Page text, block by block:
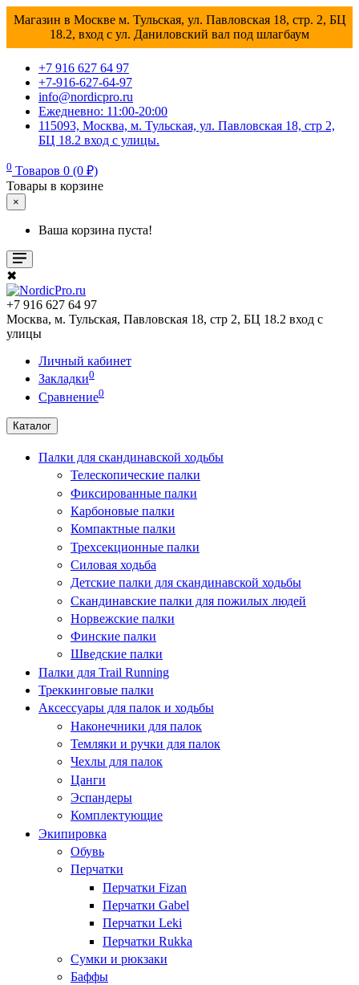
Магазин в Москве м. Тульская, ул. Павловская 18, стр. 2, БЦ
18.2, вход с ул. Даниловский вал под шлагбаум
+7 916 627 64 97
+7-916-627-64-97
info@nordicpro.ru
Ежедневно: 11:00-20:00
115093, Москва, м. Тульская, ул. Павловская 18, стр 2,
БЦ 18.2 вход с улицы.
0 Товаров 0 (0 ₽)
Товары в корзине
×
Ваша корзина пуста!
✖
+7 916 627 64 97
Москва, м. Тульская, Павловская 18, стр 2, БЦ 18.2 вход с
улицы
Личный кабинет
Закладки0
Сравнение0
Каталог
Палки для скандинавской ходьбы
Телескопические палки
Фиксированные палки
Карбоновые палки
Компактные палки
Трехсекционные палки
Силовая ходьба
Детские палки для скандинавской ходьбы
Скандинавские палки для пожилых людей
Норвежские палки
Финские палки
Шведские палки
Палки для Trail Running
Треккинговые палки
Аксессуары для палок и ходьбы
Наконечники для палок
Темляки и ручки для палок
Чехлы для палок
Цанги
Эспандеры
Комплектующие
Экипировка
Обувь
Перчатки
Перчатки Fizan
Перчатки Gabel
Перчатки Leki
Перчатки Rukka
Сумки и рюкзаки
Баффы